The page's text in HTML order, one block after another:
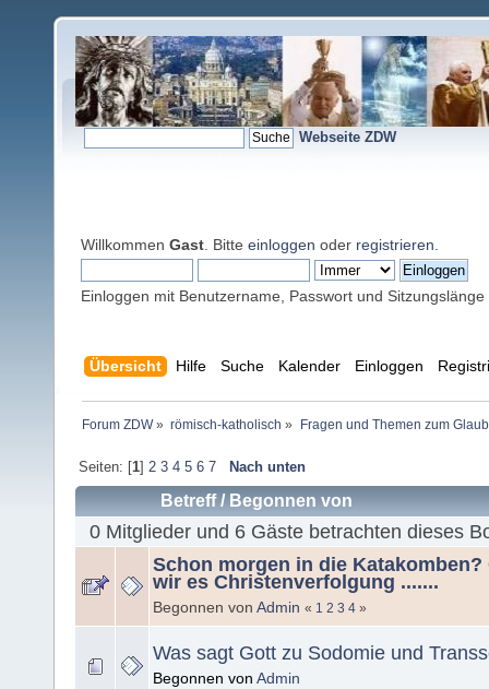
Webseite ZDW
Willkommen Gast . Bitte einloggen oder registrieren
Einloggen mit Benutzername, Passwort und Sitzungslänge
Übersicht Hilfe Suche Kalender Einloggen
Forum ZDW» römisch-katholisch » Fragen und Themen zum
Seiten: [1] 2 3 4 5 6 7 Nach unten
Betreff/ Begonnen von
0 Mitglieder und 6 Gäste betrachten dieses
Schon morgen in die Katakomben?
wir es Christenverfolgung .......
Begonnen von Admin « 1 2 3 4 »
Was sagt Gott zu Sodomie und
Begonnen von Admin